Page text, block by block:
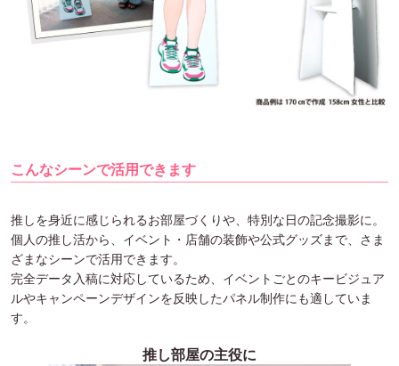
こんなシーンで活用できます
推しを身近に感じられるお部屋づくりや、特別な日の記念撮影に。
個人の推し活から、イベント・店舗の装飾や公式グッズまで、さま
ざまなシーンで活用できます。
完全データ入稿に対応しているため、イベントごとのキービジュア
ルやキャンペーンデザインを反映したパネル制作にも適していま
す。
推し部屋の主役に